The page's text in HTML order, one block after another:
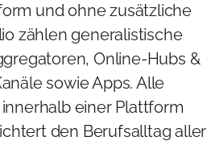
und ohne zusätzliche
zählen generalistische
Online-Hubs &
sowie Apps. Alle
einer Plattform
den Berufsalltag aller